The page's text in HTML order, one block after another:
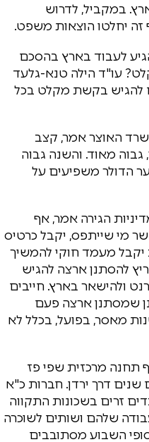
במקביל, לדרוש
יחלטו הוצאות משפט.
לעבוד בארץ בהסכם
עו"ד הילה טנא-גלעד
להגיש בקשת מקלט בכל
האוצר אמר, קצב
גבוה מאוד. והשנה גבוה
הדולר משפיעים על
הגירה אמר, אף
מי שייתפס, יקבל כרטיס
יקבל מעמד חוקי להמשיך
להסתנן ארצה להגיש
ולהישאר בארץ. חייבים
שמסתנן ארצה פעם
ניתן לגזור עליו עד 19 שנות מאסר, בפועל, בכלל לא
תחנה מרכזית שפי פז
שנים דרך ירדן. חברות כ"א
זרים בשכונות התקווה
שלהם ושותים לשוכרה
השבוע מסתובבים